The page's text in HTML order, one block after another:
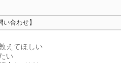
い合わせ】